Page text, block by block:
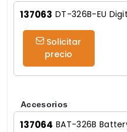
137063 DT-326B-EU
precio
Accesorios
137064 BAT-326B